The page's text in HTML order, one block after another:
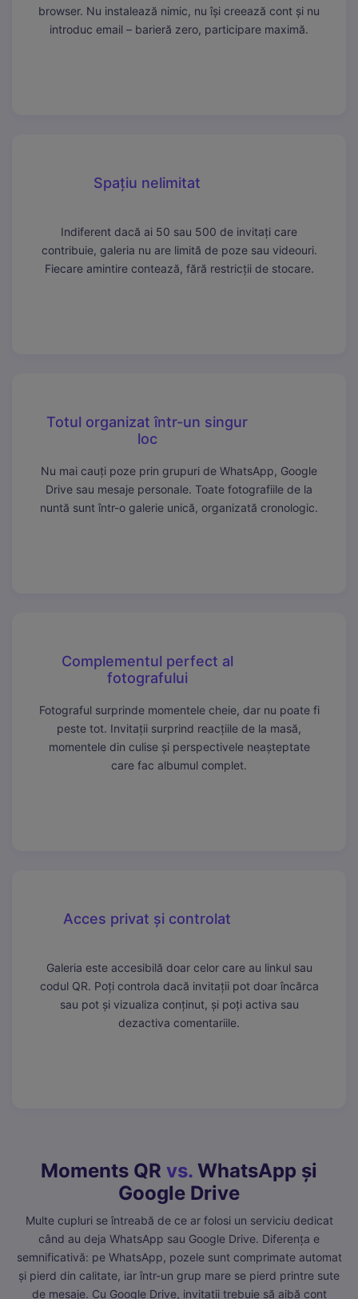
browser. Nu instalează nimic, nu își creează cont și nu
introduc email – barieră zero, participare maximă.
Spațiu nelimitat
Indiferent dacă ai 50 sau 500 de invitați care
contribuie, galeria nu are limită de poze sau videouri.
Fiecare amintire contează, fără restricții de stocare.
Totul organizat într-un singur
loc
Nu mai cauți poze prin grupuri de WhatsApp, Google
Drive sau mesaje personale. Toate fotografiile de la
nuntă sunt într-o galerie unică, organizată cronologic.
Complementul perfect al
fotografului
Fotograful surprinde momentele cheie, dar nu poate fi
peste tot. Invitații surprind reacțiile de la masă,
momentele din culise și perspectivele neașteptate
care fac albumul complet.
Acces privat și controlat
Galeria este accesibilă doar celor care au linkul sau
codul QR. Poți controla dacă invitații pot doar încărca
sau pot și vizualiza conținut, și poți activa sau
dezactiva comentariile.
Moments QR vs. WhatsApp și
Google Drive
Multe cupluri se întreabă de ce ar folosi un serviciu dedicat
când au deja WhatsApp sau Google Drive. Diferența e
semnificativă: pe WhatsApp, pozele sunt comprimate automat
și pierd din calitate, iar într-un grup mare se pierd printre sute
de mesaje. Cu Google Drive, invitații trebuie să aibă cont
Necesare Mereu active
Aceste cookie-uri sunt esențiale pentru funcționarea site-
ului. Includ cookie-ul de sesiune, protecția CSRF și
preferințele tale de cookie. Nu pot fi dezactivate.
Cookie-urile de marketing sunt folosite pentru a urmări
vizitatorii pe site-uri web și a afișa reclame relevante.